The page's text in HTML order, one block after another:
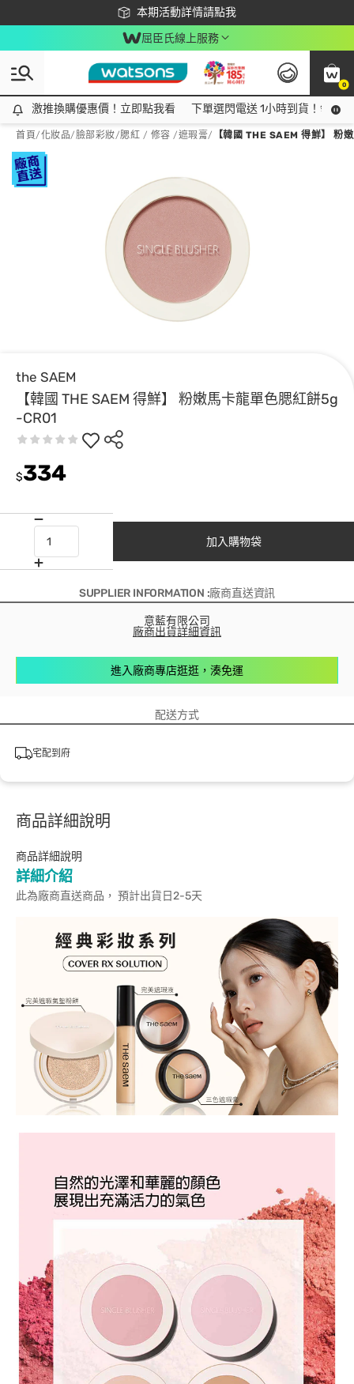
本期活動詳情請點我
下載app最高回饋$350
屈臣氏線上服務
0
激推換購優惠價！立即點我看
激推換購優惠價！立即點我看 下單選閃電送 1小時到貨！領神
首頁/化妝品/臉部彩妝/腮紅 / 修容 /遮瑕膏/ 【韓國 THE SAEM 得鮮】 粉
the SAEM
【韓國 THE SAEM 得鮮】 粉嫩馬卡龍單色腮紅餅5g
-CR01
$334
加入購物袋
SUPPLIER INFORMATION :廠商直送資訊
意藍有限公司
廠商出貨詳細資訊
進入廠商專店逛逛，湊免運
配送方式
宅配到府
商品詳細說明
商品詳細說明
詳細介紹
此為廠商直送商品， 預計出貨日2-5天